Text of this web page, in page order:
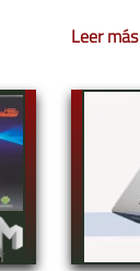
Leer más